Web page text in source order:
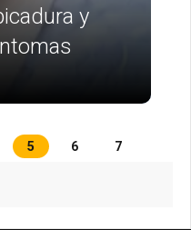
y
5 6
7